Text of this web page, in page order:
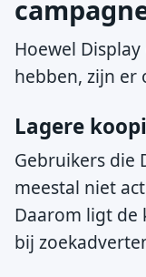
Hoewel
hebben, zijn er
Lagere
Gebruikers die
meestal niet
Daarom ligt de
bij